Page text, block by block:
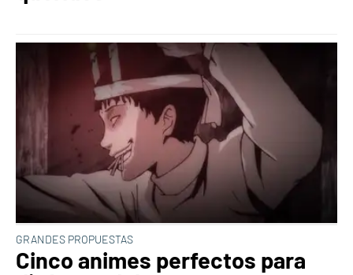
GRANDES PROPUESTAS
Cinco animes perfectos para